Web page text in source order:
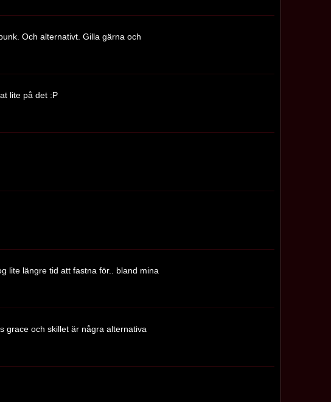
Och alternativt. Gilla gärna och
lite på det :P
lite längre tid att fastna för.. bland mina
grace och skillet är några alternativa